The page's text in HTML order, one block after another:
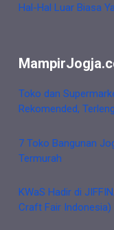
Hal-Hal Luar Biasa
Toko dan
Rekomended,
7 Toko Bangunan
Termurah
KWaS Hadir di
Craft Fair Indonesia)